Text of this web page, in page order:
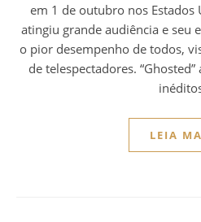
em 1 de outubro nos Estados
atingiu grande audiência e seu
o pior desempenho de todos,
de telespectadores.
LEIA